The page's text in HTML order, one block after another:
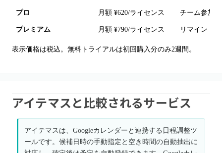
プロ 月額 ¥620/ライセンス チーム参加
プレミアム 月額 ¥790/ライセンス リマインド
表示価格は税込。無料トライアルは初回購入分のみ2週間。
アイテマスと比較されるサービス
アイテマスは、Googleカレンダーと連携する日程調整ツ
ールです。候補日時の手動指定と空き時間の自動抽出に